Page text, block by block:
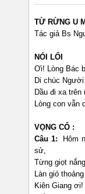
TỪ RỪNG U
Tác giả Bs
NÓI LỐI
Ơi! Lòng Bác
Di chúc
Dầu đi xa
Lòng con vẫn
VỌNG CỔ :
Câu 1: Hôm
sử,
Từng giọt
Làn gió
Kiên Giang